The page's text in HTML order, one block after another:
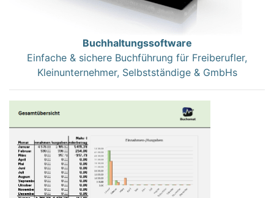
Buchhaltungssoftware
Einfache & sichere Buchführung für Freiberufler,
Kleinunternehmer, Selbstständige & GmbHs